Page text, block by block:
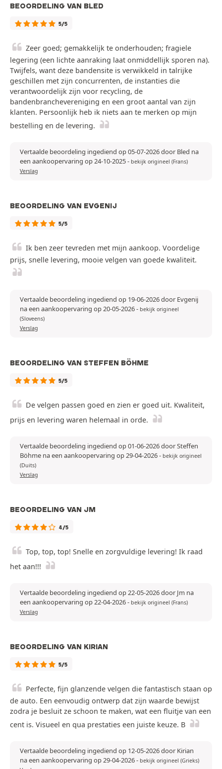
BEOORDELING VAN BLED
5/5
Zeer goed; gemakkelijk te onderhouden; fragiele
legering (een lichte aanraking laat onmiddellijk sporen na).
Twijfels, want deze bandensite is verwikkeld in talrijke
geschillen met zijn concurrenten, de instanties die
verantwoordelijk zijn voor recycling, de
bandenbranchevereniging en een groot aantal van zijn
klanten. Persoonlijk heb ik niets aan te merken op mijn
bestelling en de levering.
Vertaalde beoordeling ingediend op 05-07-2026 door Bled na
een aankoopervaring op 24-10-2025- bekijk origineel (Frans)
Verslag
BEOORDELING VAN EVGENIJ
5/5
Ik ben zeer tevreden met mijn aankoop. Voordelige
prijs, snelle levering, mooie velgen van goede kwaliteit.
Vertaalde beoordeling ingediend op 19-06-2026 door Evgenij
na een aankoopervaring op 20-05-2026- bekijk origineel
(Sloveens)
Verslag
BEOORDELING VAN STEFFEN BÖHME
5/5
De velgen passen goed en zien er goed uit. Kwaliteit,
prijs en levering waren helemaal in orde.
Vertaalde beoordeling ingediend op 01-06-2026 door Steffen
Böhme na een aankoopervaring op 29-04-2026- bekijk origineel
(Duits)
Verslag
BEOORDELING VAN JM
4/5
Top, top, top! Snelle en zorgvuldige levering! Ik raad
het aan!!!
Vertaalde beoordeling ingediend op 22-05-2026 door Jm na
een aankoopervaring op 22-04-2026- bekijk origineel (Frans)
Verslag
BEOORDELING VAN KIRIAN
5/5
Perfecte, fijn glanzende velgen die fantastisch staan op
de auto. Een eenvoudig ontwerp dat zijn waarde bewijst
zodra je besluit ze schoon te maken, wat een fluitje van een
cent is. Visueel en qua prestaties een juiste keuze. B
Vertaalde beoordeling ingediend op 12-05-2026 door Kirian
na een aankoopervaring op 29-04-2026- bekijk origineel (Grieks)